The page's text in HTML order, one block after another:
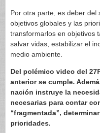
Por otra parte, es deber del
objetivos globales y las
transformarlos en objetivos
salvar vidas, estabilizar el
medio ambiente.
Del polémico video del
anterior se cumple.
nación instruye la
necesarias para contar
“fragmentada”,
prioridades.